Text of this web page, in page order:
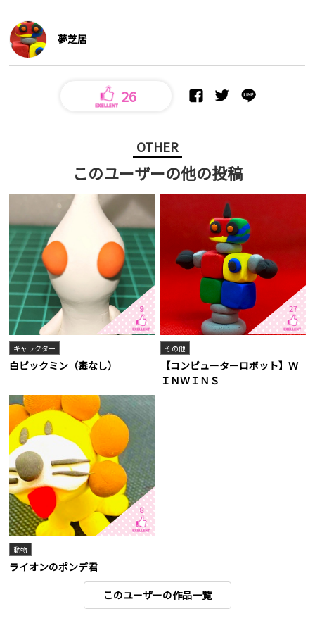
夢芝居
26
OTHER
このユーザーの他の投稿
9
キャラクター
白ピックミン（毒なし）
27
その他
【コンピューターロボット】Ｗ
ＩＮＷＩＮＳ
8
動物
ライオンのポンデ君
このユーザーの作品一覧